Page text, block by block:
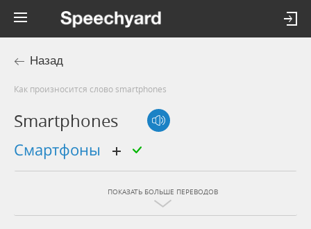
Назад
Как произносится слово smartphones
Smartphones
смартфоны
ПОКАЗАТЬ БОЛЬШЕ ПЕРЕВОДОВ